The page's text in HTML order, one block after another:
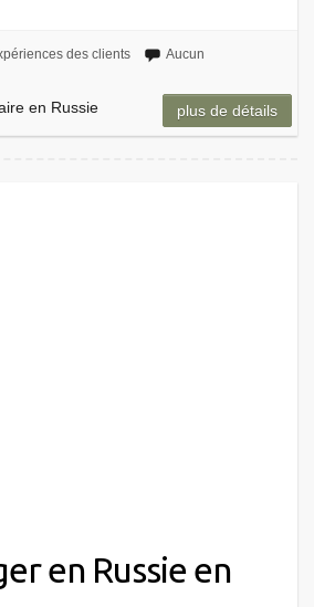
des clients
Aucun
en Russie plus de détails
en Russie en